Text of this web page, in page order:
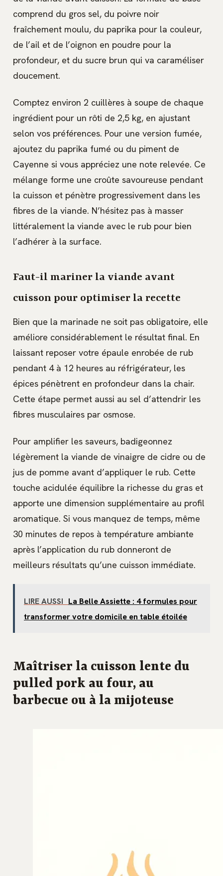
comprend du gros sel, du poivre noir
fraîchement moulu, du paprika pour la couleur,
de l’ail et de l’oignon en poudre pour la
profondeur, et du sucre brun qui va caraméliser
doucement.
Comptez environ 2 cuillères à soupe de chaque
ingrédient pour un rôti de 2,5 kg, en ajustant
selon vos préférences. Pour une version fumée,
ajoutez du paprika fumé ou du piment de
Cayenne si vous appréciez une note relevée. Ce
mélange forme une croûte savoureuse pendant
la cuisson et pénètre progressivement dans les
fibres de la viande. N’hésitez pas à masser
littéralement la viande avec le rub pour bien
l’adhérer à la surface.
Faut-il mariner la viande avant
cuisson pour optimiser la recette
Bien que la marinade ne soit pas obligatoire, elle
améliore considérablement le résultat final. En
laissant reposer votre épaule enrobée de rub
pendant 4 à 12 heures au réfrigérateur, les
épices pénètrent en profondeur dans la chair.
Cette étape permet aussi au sel d’attendrir les
fibres musculaires par osmose.
Pour amplifier les saveurs, badigeonnez
légèrement la viande de vinaigre de cidre ou de
jus de pomme avant d’appliquer le rub. Cette
touche acidulée équilibre la richesse du gras et
apporte une dimension supplémentaire au profil
aromatique. Si vous manquez de temps, même
30 minutes de repos à température ambiante
après l’application du rub donneront de
meilleurs résultats qu’une cuisson immédiate.
LIRE AUSSI La Belle Assiette : 4 formules pour
transformer votre domicile en table étoilée
Maîtriser la cuisson lente du
pulled pork au four, au
barbecue ou à la mijoteuse